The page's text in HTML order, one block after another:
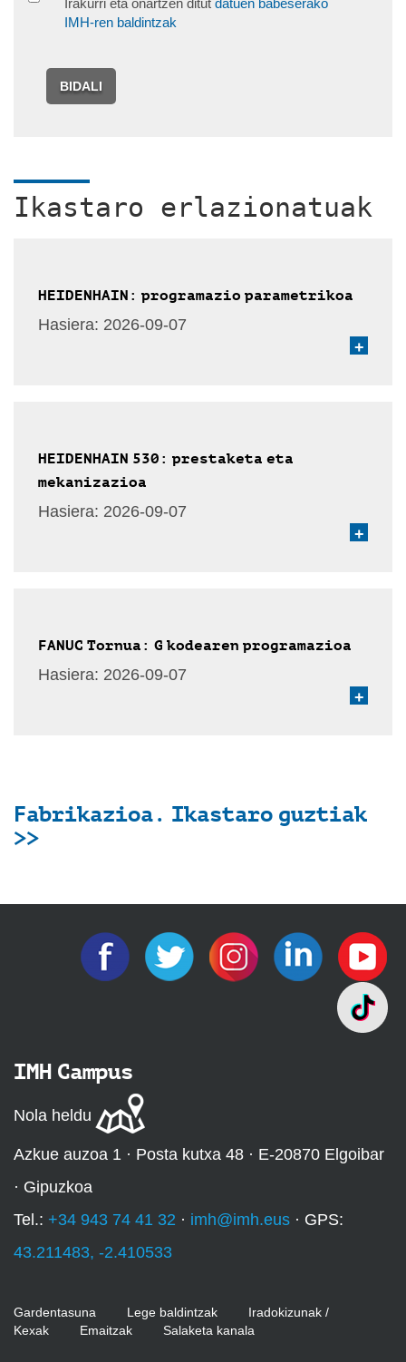
Irakurri eta onartzen ditut datuen babeserako
IMH-ren baldintzak
BIDALI
Ikastaro erlazionatuak
HEIDENHAIN: programazio parametrikoa
Hasiera: 2026-09-07
+
HEIDENHAIN 530: prestaketa eta
mekanizazioa
Hasiera: 2026-09-07
+
FANUC Tornua: G kodearen programazioa
Hasiera: 2026-09-07
+
Fabrikazioa. Ikastaro guztiak
>>
IMH Campus
Nola heldu
Azkue auzoa 1 · Posta kutxa 48 · E-20870 Elgoibar
· Gipuzkoa
Tel.: +34 943 74 41 32 · imh@imh.eus · GPS:
43.211483, -2.410533
Gardentasuna Lege baldintzak
Iradokizunak /
Kexak
Emaitzak Salaketa kanala